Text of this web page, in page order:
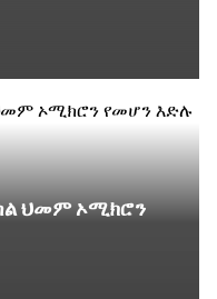
ህመም ኦሚክሮን